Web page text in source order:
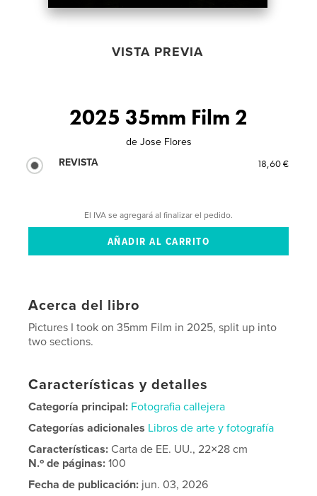
VISTA PREVIA
2025 35mm Film 2
de Jose Flores
REVISTA
18,60 €
El IVA se agregará al finalizar el pedido.
Acerca del libro
Pictures I took on 35mm Film in 2025, split up into
two sections.
Características y detalles
Categoría principal: Fotografia callejera
Categorías adicionales Libros de arte y fotografía
Características:Carta de EE. UU., 22×28 cm
N.º de páginas:100
Fecha de publicación: jun. 03, 2026